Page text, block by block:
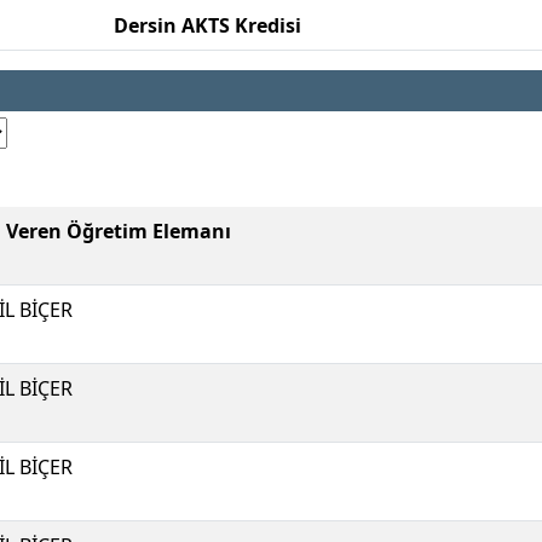
Dersin AKTS Kredisi
Veren Öğretim Elemanı
BİÇER
BİÇER
BİÇER